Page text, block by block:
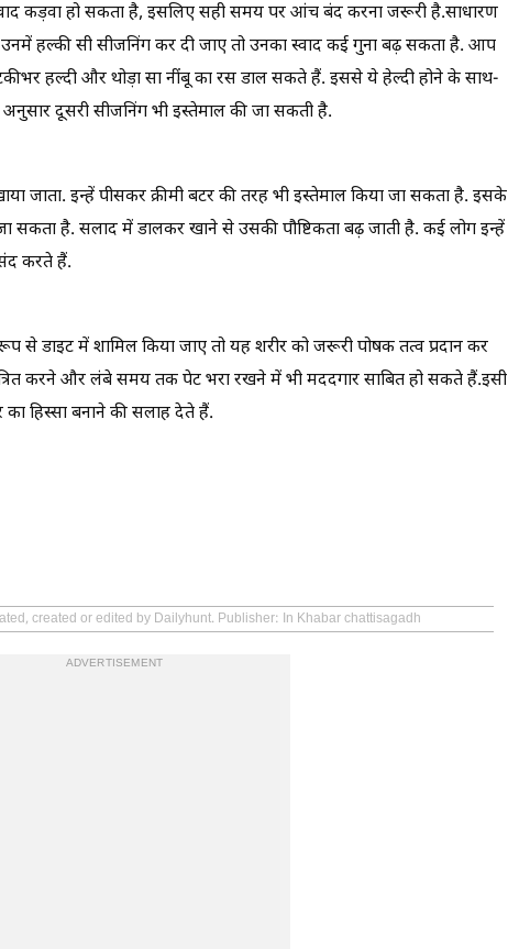
कड़वा हो सकता है, इसलिए सही समय पर आंच बंद करना जरूरी है.साधारण
हल्की सी सीजनिंग कर दी जाए तो उनका स्वाद कई गुना बढ़ सकता है. आप
हल्दी और थोड़ा सा नींबू का रस डाल सकते हैं. इससे ये हेल्दी होने के साथ-
दूसरी सीजनिंग भी इस्तेमाल की जा सकती है.
जाता. इन्हें पीसकर क्रीमी बटर की तरह भी इस्तेमाल किया जा सकता है. इसके
सकता है. सलाद में डालकर खाने से उसकी पौष्टिकता बढ़ जाती है. कई लोग इन्हें
करते हैं.
से डाइट में शामिल किया जाए तो यह शरीर को जरूरी पोषक तत्व प्रदान कर
करने और लंबे समय तक पेट भरा रखने में भी मददगार साबित हो सकते हैं.इसी
हिस्सा बनाने की सलाह देते हैं.
created or edited by Dailyhunt. Publisher: In Khabar chattisagadh
ADVERTISEMENT